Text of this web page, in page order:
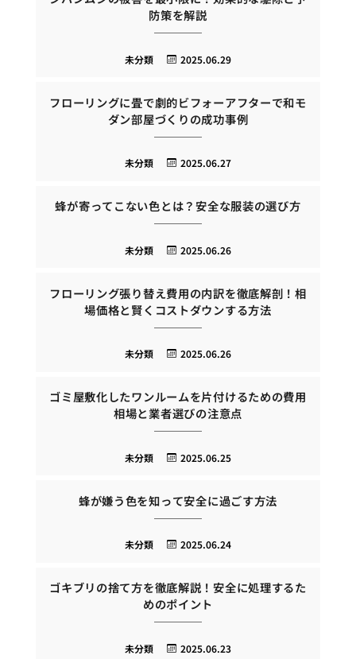
防策を解説
2025.06.29
未分類
フローリングに畳で劇的ビフォーアフターで和モ
ダン部屋づくりの成功事例
2025.06.27
未分類
蜂が寄ってこない色とは？安全な服装の選び方
2025.06.26
未分類
フローリング張り替え費用の内訳を徹底解剖！相
場価格と賢くコストダウンする方法
2025.06.26
未分類
ゴミ屋敷化したワンルームを片付けるための費用
相場と業者選びの注意点
2025.06.25
未分類
蜂が嫌う色を知って安全に過ごす方法
2025.06.24
未分類
ゴキブリの捨て方を徹底解説！安全に処理するた
めのポイント
2025.06.23
未分類